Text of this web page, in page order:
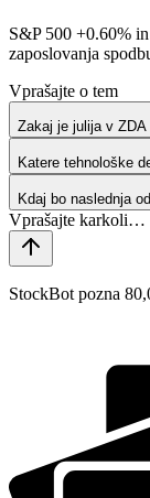
S&P 500 +0.60%
zaposlovanja
Vprašajte o tem
Zakaj je julija v
Katere tehnološke
Kdaj bo naslednja
StockBot pozna